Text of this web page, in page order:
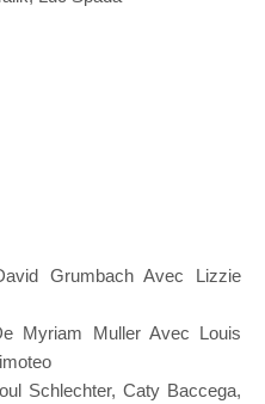
Grumbach Avec Lizzie
Myriam Muller Avec Louis
Schlechter, Caty Baccega,